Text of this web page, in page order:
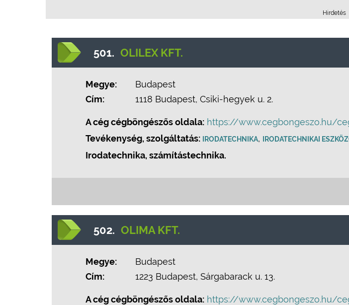
Hirdetés
501. OLILEX KFT.
Megye:
Budapest
Cím:
1118 Budapest, Csiki-hegyek u. 2.
A cég cégböngészős oldala: https://www.cegbongeszo.hu/
Tevékenység, szolgáltatás:
IRODATECHNIKA, IRODATECHNIKAI
Irodatechnika, számítástechnika.
502. OLIMA KFT.
Megye:
Budapest
Cím:
1223 Budapest, Sárgabarack u. 13.
A cég cégböngészős oldala: https://www.cegbongeszo.hu/